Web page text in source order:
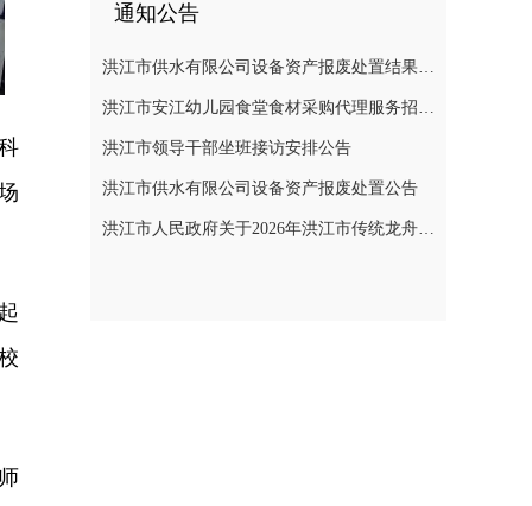
通知公告
洪江市供水有限公司设备资产报废处置结果公示
洪江市安江幼儿园食堂食材采购代理服务招标遴选公告
洪江市领导干部坐班接访安排公告
洪江市供水有限公司设备资产报废处置公告
洪江市人民政府关于2026年洪江市传统龙舟赛活动期间临时管制无人机等“低慢小”航空器的通告